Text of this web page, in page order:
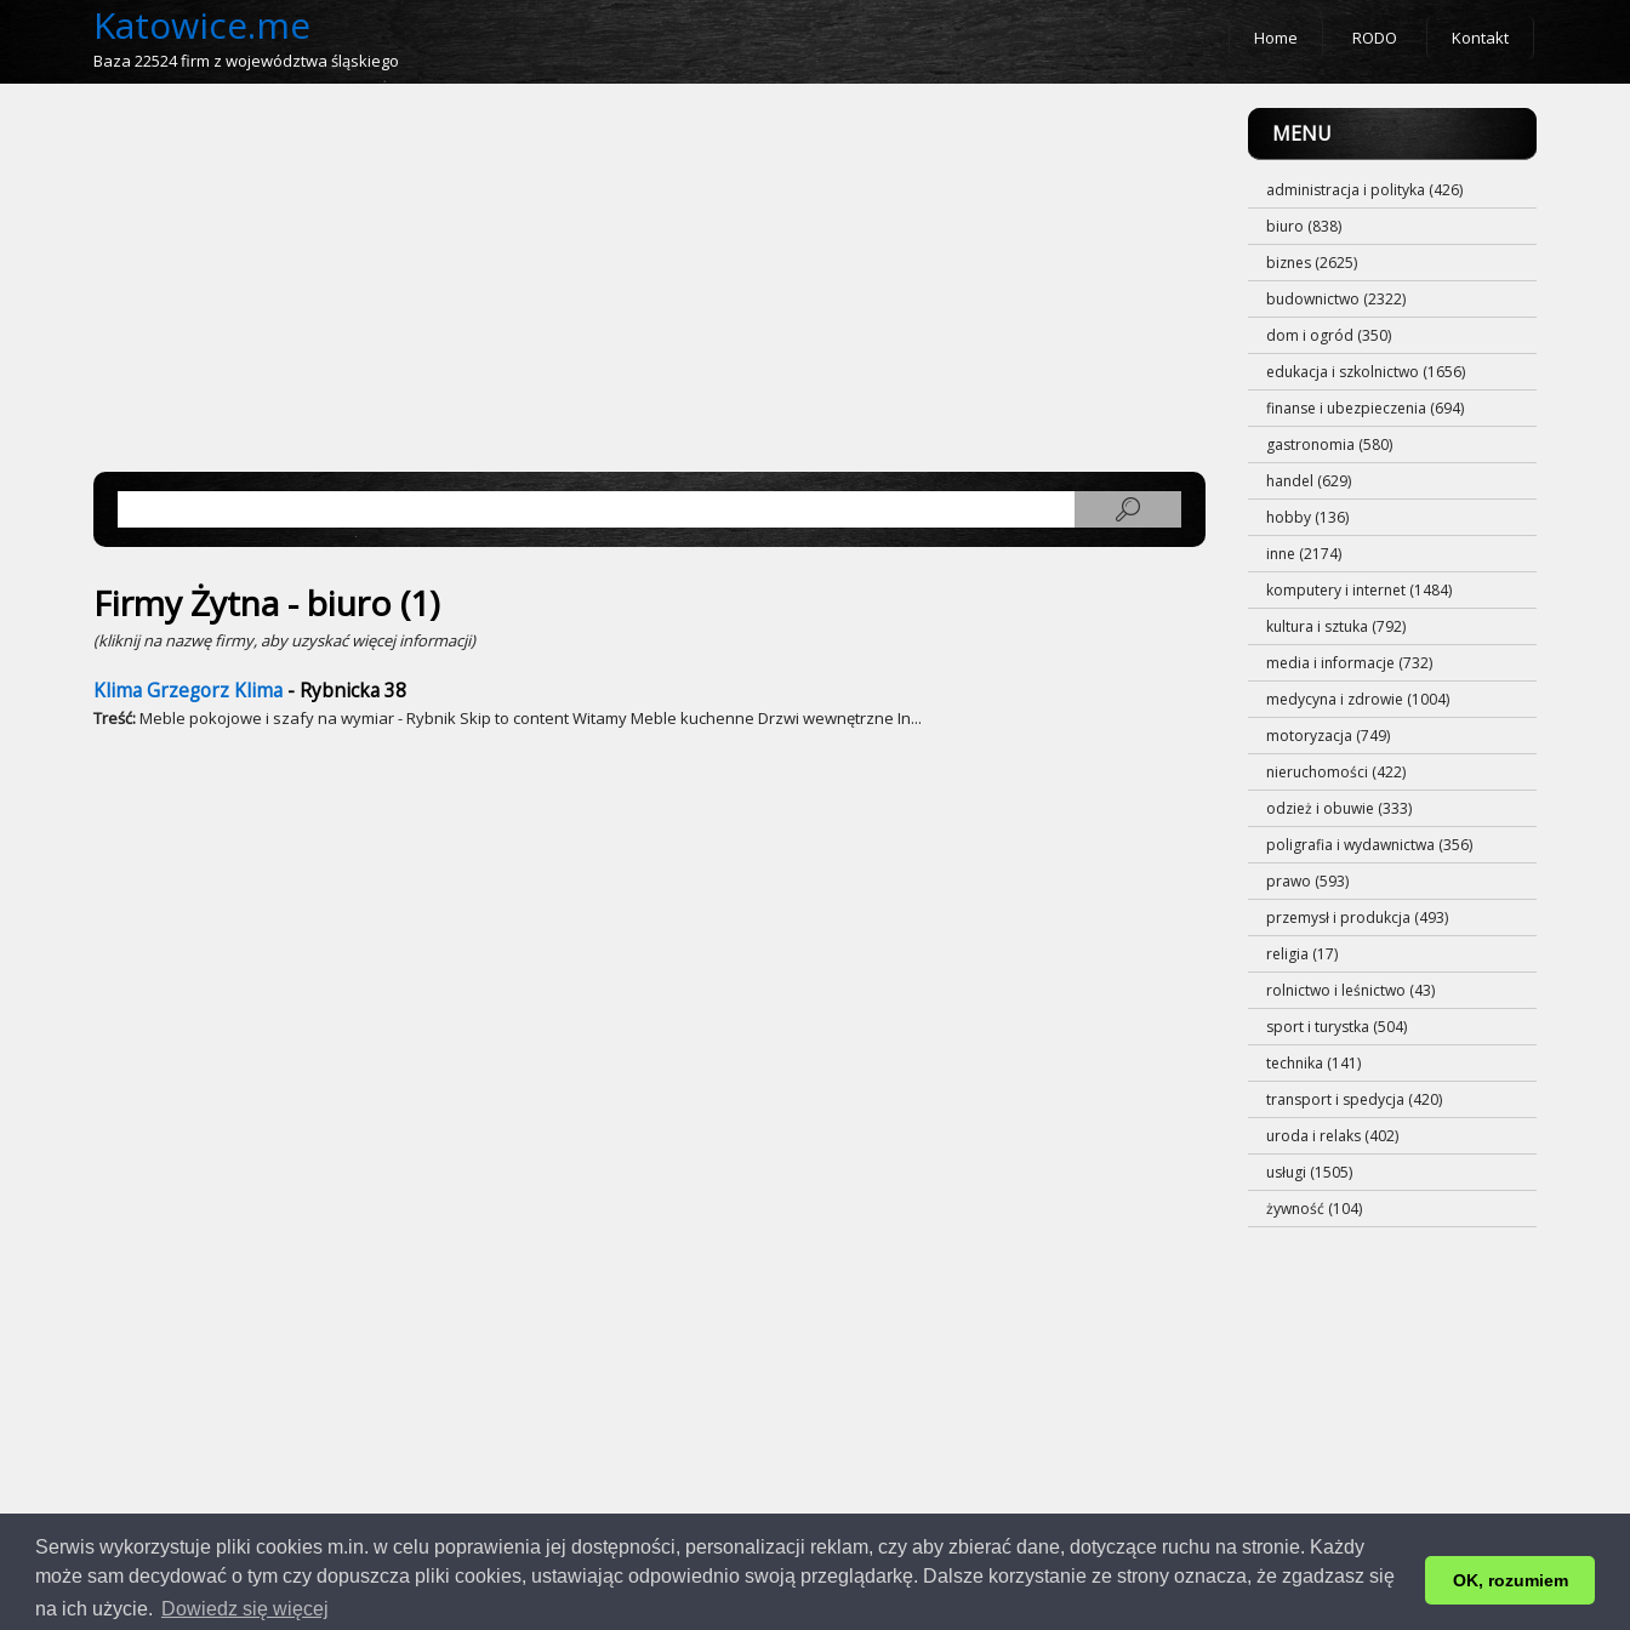
Serwis wykorzystuje pliki cookies m.in. w celu poprawienia jej dostępności, personalizacji reklam, czy aby zbierać dane, dotyczące ruchu na stronie. Każdy
może sam decydować o tym czy dopuszcza pliki cookies, ustawiając odpowiednio swoją przeglądarkę. Dalsze korzystanie ze strony oznacza, że zgadzasz się
na ich użycie.
Dowiedz się więcej
OK, rozumiem
Katowice.me
Baza 22524 firm z województwa śląskiego
Home RODO Kontakt
Firmy Żytna - biuro (1)
(kliknij na nazwę firmy, aby uzyskać więcej informacji)
Klima Grzegorz Klima - Rybnicka 38
Treść:Meble pokojowe i szafy na wymiar - Rybnik Skip to content Witamy Meble kuchenne Drzwi wewnętrzne In...
MENU
administracja i polityka (426)
biuro (838)
biznes (2625)
budownictwo (2322)
dom i ogród (350)
edukacja i szkolnictwo (1656)
finanse i ubezpieczenia (694)
gastronomia (580)
handel (629)
hobby (136)
inne (2174)
komputery i internet (1484)
kultura i sztuka (792)
media i informacje (732)
medycyna i zdrowie (1004)
motoryzacja (749)
nieruchomości (422)
odzież i obuwie (333)
poligrafia i wydawnictwa (356)
prawo (593)
przemysł i produkcja (493)
religia (17)
rolnictwo i leśnictwo (43)
sport i turystka (504)
technika (141)
transport i spedycja (420)
uroda i relaks (402)
usługi (1505)
żywność (104)
Copyright © 2014-2023Katowice.meWszystkie prawa zastrzeżone | Aktualizacja: 19.12.2023r. | 0.132s.
Informacje na temat firm pochodzą z ogólno dostępnych baz umieszczonych w Internecie. Masz prawo do zmiany oraz usunięcia swoich danych.